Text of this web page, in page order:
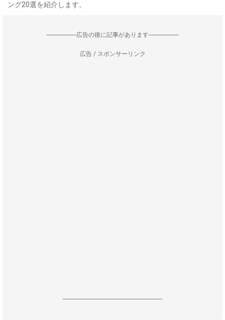
ング20選を紹介します。
--------------------広告の後に記事があります--------------------
広告 / スポンサーリンク
------------------------------------------------------------------